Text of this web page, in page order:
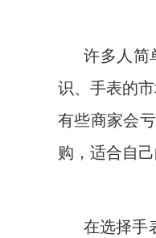
许多人简
识、手表的
有些商家会
购，适合自
在选择手